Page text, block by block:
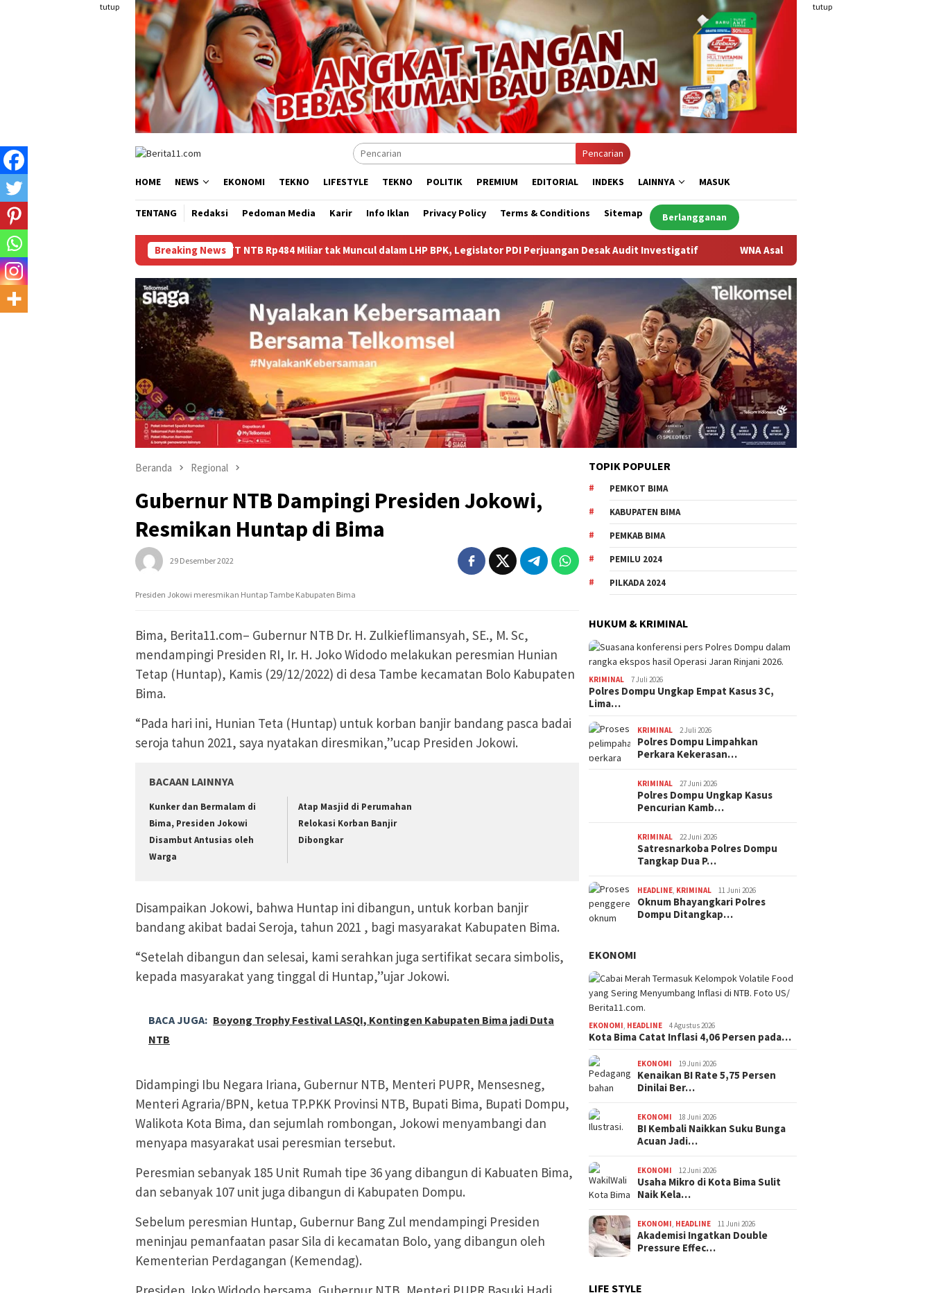
tutup tutup
Pencarian
HOME NEWS EKONOMI TEKNO LIFESTYLE TEKNO POLITIK PREMIUM EDITORIAL INDEKS LAINNYA MASUK
TENTANG Redaksi Pedoman Media Karir Info Iklan Privacy Policy Terms & Conditions Sitemap Berlangganan
Breaking News
Dana BTT NTB Rp484 Miliar tak Muncul dalam LHP BPK, Legislator PDI Perjuangan Desak Audit Investigatif WNA Asal Arab Saudi Ditemukan Meninggal di Desa Piong
Beranda Regional
Gubernur NTB Dampingi Presiden Jokowi,
Resmikan Huntap di Bima
29 Desember 2022
Presiden Jokowi meresmikan Huntap Tambe Kabupaten Bima
Bima, Berita11.com– Gubernur NTB Dr. H. Zulkieflimansyah, SE., M. Sc,
mendampingi Presiden RI, Ir. H. Joko Widodo melakukan peresmian Hunian
Tetap (Huntap), Kamis (29/12/2022) di desa Tambe kecamatan Bolo Kabupaten
Bima.
“Pada hari ini, Hunian Teta (Huntap) untuk korban banjir bandang pasca badai
seroja tahun 2021, saya nyatakan diresmikan,”ucap Presiden Jokowi.
BACAAN LAINNYA
Kunker dan Bermalam di
Bima, Presiden Jokowi
Disambut Antusias oleh
Warga
Atap Masjid di Perumahan
Relokasi Korban Banjir
Dibongkar
Disampaikan Jokowi, bahwa Huntap ini dibangun, untuk korban banjir
bandang akibat badai Seroja, tahun 2021 , bagi masyarakat Kabupaten Bima.
“Setelah dibangun dan selesai, kami serahkan juga sertifikat secara simbolis,
kepada masyarakat yang tinggal di Huntap,”ujar Jokowi.
BACA JUGA: Boyong Trophy Festival LASQI, Kontingen Kabupaten Bima jadi Duta
NTB
Didampingi Ibu Negara Iriana, Gubernur NTB, Menteri PUPR, Mensesneg,
Menteri Agraria/BPN, ketua TP.PKK Provinsi NTB, Bupati Bima, Bupati Dompu,
Walikota Kota Bima, dan sejumlah rombongan, Jokowi menyambangi dan
menyapa masyarakat usai peresmian tersebut.
Peresmian sebanyak 185 Unit Rumah tipe 36 yang dibangun di Kabuaten Bima,
dan sebanyak 107 unit juga dibangun di Kabupaten Dompu.
Sebelum peresmian Huntap, Gubernur Bang Zul mendampingi Presiden
meninjau pemanfaatan pasar Sila di kecamatan Bolo, yang dibangun oleh
Kementerian Perdagangan (Kemendag).
TOPIK POPULER
PEMKOT BIMA
KABUPATEN BIMA
PEMKAB BIMA
PEMILU 2024
PILKADA 2024
HUKUM & KRIMINAL
KRIMINAL 7 Juli 2026
Polres Dompu Ungkap Empat Kasus 3C,
Lima…
KRIMINAL 2 Juli 2026
Polres Dompu Limpahkan
Perkara Kekerasan…
KRIMINAL 27 Juni 2026
Polres Dompu Ungkap Kasus
Pencurian Kamb…
KRIMINAL 22 Juni 2026
Satresnarkoba Polres Dompu
Tangkap Dua P…
HEADLINE, KRIMINAL 11 Juni 2026
Oknum Bhayangkari Polres
Dompu Ditangkap…
EKONOMI
EKONOMI, HEADLINE 4 Agustus 2026
Kota Bima Catat Inflasi 4,06 Persen pada…
EKONOMI 19 Juni 2026
Kenaikan BI Rate 5,75 Persen
Dinilai Ber…
EKONOMI 18 Juni 2026
BI Kembali Naikkan Suku Bunga
Acuan Jadi…
EKONOMI 12 Juni 2026
Usaha Mikro di Kota Bima Sulit
Naik Kela…
EKONOMI, HEADLINE 11 Juni 2026
Akademisi Ingatkan Double
Pressure Effec…
LIFE STYLE